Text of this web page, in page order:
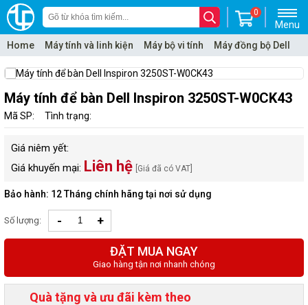
Menu
0
Home Máy tính và linh kiện Máy bộ vi tính Máy đồng bộ Dell
Máy tính để bàn Dell Inspiron 3250ST-W0CK43
Mã SP: Tình trạng:
Giá niêm yết:
Giá khuyến mại: Liên hệ [Giá đã có VAT]
Bảo hành: 12 Tháng chính hãng tại nơi sử dụng
Số lượng: - +
ĐẶT MUA NGAY
Giao hàng tận nơi nhanh chóng
Quà tặng và ưu đãi kèm theo